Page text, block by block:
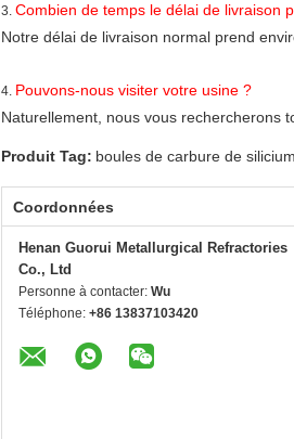
3. Combien de temps le délai de livraison
Notre délai de livraison normal prend
4. Pouvons-nous visiter votre usine ?
Naturellement, nous vous rechercherons
Produit Tag: boules de carbure de silicium
Coordonnées
Henan Guorui Metallurgical Refractories
Co., Ltd
Personne à contacter: Wu
Téléphone: +86 13837103420